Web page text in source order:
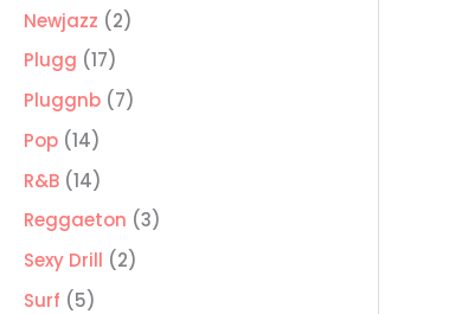
productos
Newjazz 22
Plugg 1717
productos
Pluggnb 77
Pop 1414
productos
R&B 1414
productos
Reggaeton 33
Sexy Drill 22
Surf 55